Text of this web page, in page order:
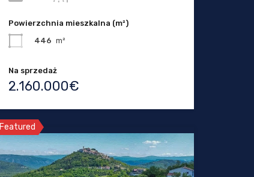
Powierzchnia mieszkalna (m²)
446 m²
Na sprzedaż
2.160.000€
Featured